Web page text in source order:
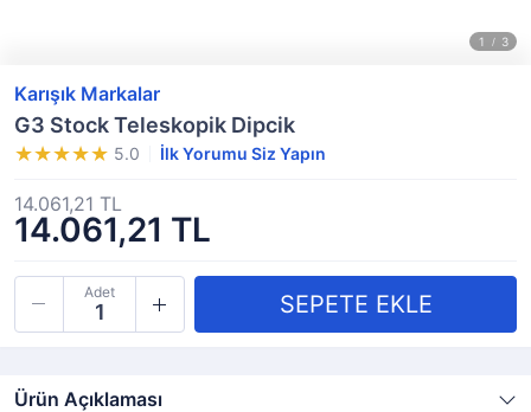
Karışık Markalar
G3 Stock Teleskopik Dipcik
5.0 İlk Yorumu Siz Yapın
14.061,21 TL
14.061,21 TL
Adet
Ürün Açıklaması